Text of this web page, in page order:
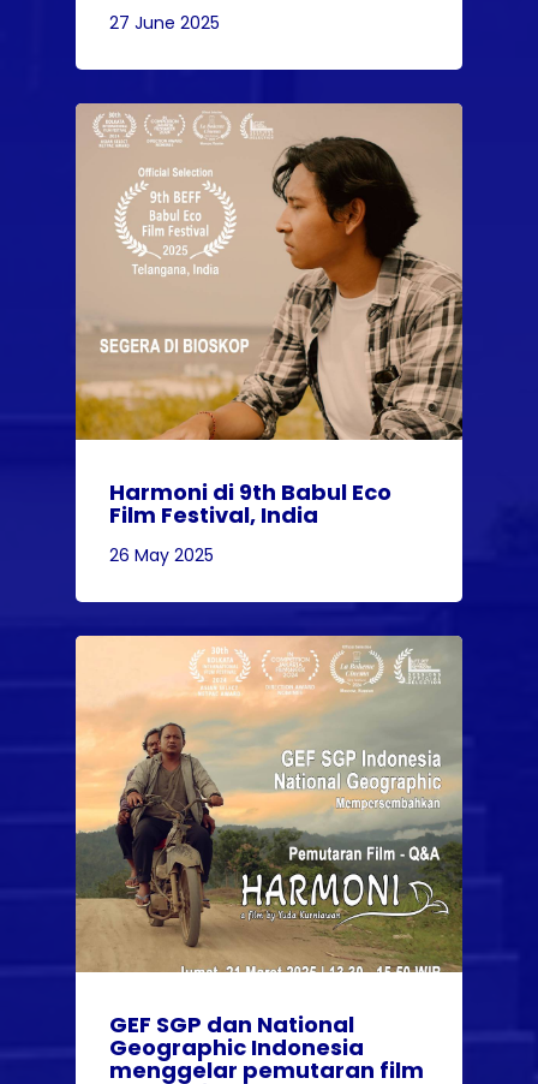
27 June 2025
Harmoni di 9th Babul Eco
Film Festival, India
26 May 2025
GEF SGP dan National
Geographic Indonesia
menggelar pemutaran film